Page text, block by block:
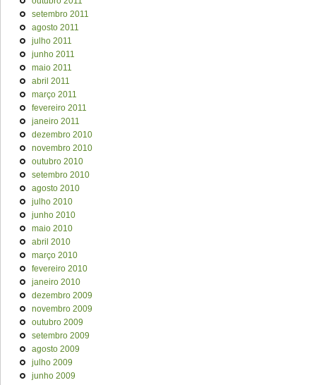
setembro 2011
agosto 2011
julho 2011
junho 2011
maio 2011
abril 2011
março 2011
fevereiro 2011
janeiro 2011
dezembro 2010
novembro 2010
outubro 2010
setembro 2010
agosto 2010
julho 2010
junho 2010
maio 2010
abril 2010
março 2010
fevereiro 2010
janeiro 2010
dezembro 2009
novembro 2009
outubro 2009
setembro 2009
agosto 2009
julho 2009
junho 2009